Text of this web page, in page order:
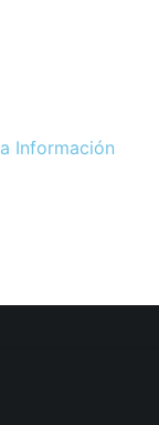
Información